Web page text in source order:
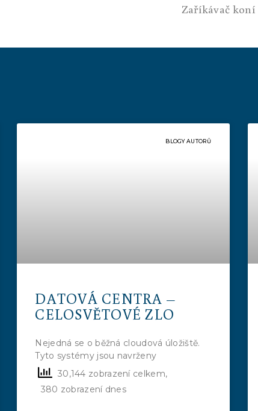
Zaříkávač koní
BLOGY AUTORŮ
DATOVÁ CENTRA –
CELOSVĚTOVÉ ZLO
Nejedná se o běžná cloudová úložiště.
Tyto systémy jsou navrženy
30,144 zobrazení celkem,
380 zobrazení dnes